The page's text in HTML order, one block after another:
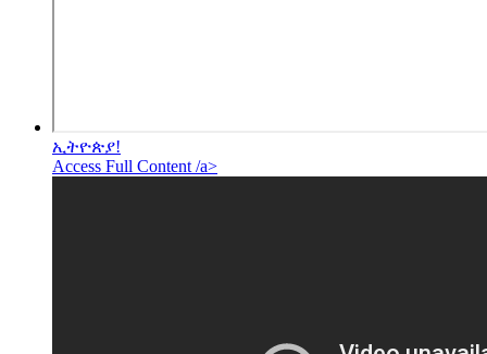
ኢትዮጵያ!
Access Full Content /a>